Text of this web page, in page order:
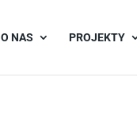
O NAS PROJEKTY